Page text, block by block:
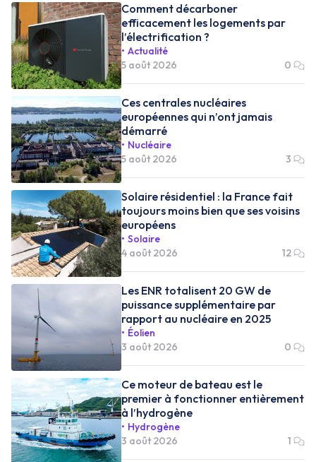
Comment décarboner
efficacement les logements par
l’électrification ?
Actualité
5 août 2026
0
Ces centrales nucléaires
européennes qui n’ont jamais
démarré
Nucléaire
5 août 2026
3
Solaire résidentiel : la France fait
toujours moins bien que ses voisins
européens
Solaire
4 août 2026
12
Les ENR totalisent 20 GW de
puissance supplémentaire par
rapport au nucléaire en 2025
Éolien
3 août 2026
0
Ce moteur de bateau est le
premier à fonctionner entièrement
à l’hydrogène
Hydrogène
3 août 2026
1